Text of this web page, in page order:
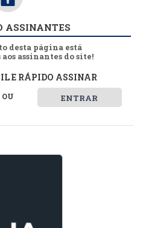
ASSINANTES
desta página está
assinantes do site!
E RÁPIDO ASSINAR
OU ENTRAR